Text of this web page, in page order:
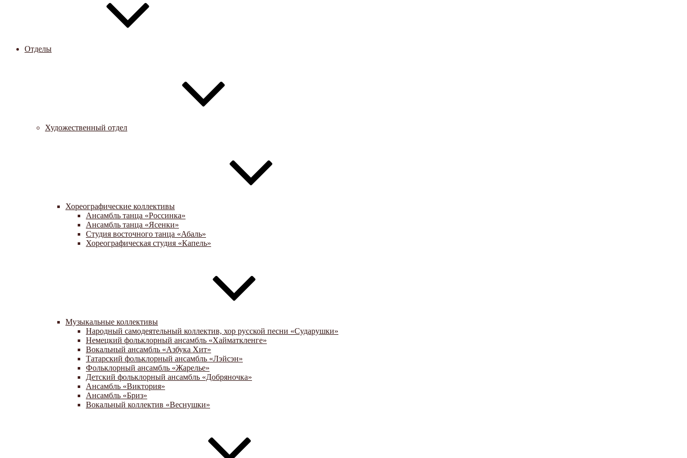
Отделы
Художественный отдел
Хореографические коллективы
Ансамбль танца «Россинка»
Ансамбль танца «Ясенки»
Студия восточного танца «Абаль»
Хореографическая студия «Капель»
Музыкальные коллективы
Народный самодеятельный коллектив, хор русской песни «Сударушки»
Немецкий фольклорный ансамбль «Хайматкленге»
Вокальный ансамбль «Азбука Хит»
Татарский фольклорный ансамбль «Лэйсэн»
Фольклорный ансамбль «Жарелье»
Детский фольклорный ансамбль «Добряночка»
Ансамбль «Виктория»
Ансамбль «Бриз»
Вокальный коллектив «Веснушки»